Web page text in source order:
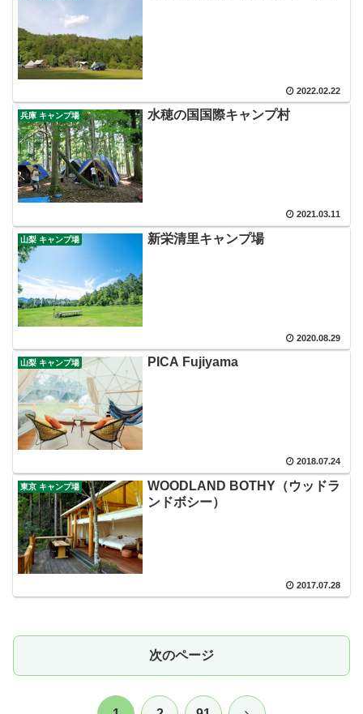
2022.02.22
兵庫 キャンプ場 水穂の国国際キャンプ村
2021.03.11
山梨 キャンプ場 新栄清里キャンプ場
2020.08.29
山梨 キャンプ場 PICA Fujiyama
2018.07.24
東京 キャンプ場
WOODLAND BOTHY（ウッドラ
ンドボシー）
2017.07.28
次のページ